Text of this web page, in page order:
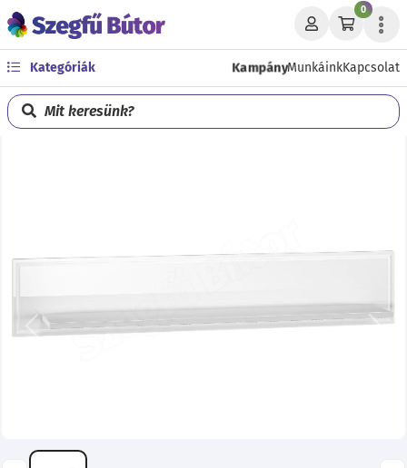
0
Kategóriák KampányMunkáinkKapcsolat
Mit keresünk?
Előző